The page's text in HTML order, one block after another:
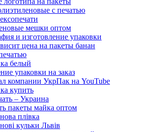
с печатью
мешки оптом
и изготовление упаковки
цена на пакеты банан
белый
упаковки на заказ
компании УкрПак на YouTube
купить
– Украина
пакеты майка оптом
плівка
кульки Львів